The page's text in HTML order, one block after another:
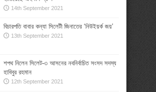
14th September 2021
বিচারপতি বাবার কন্যা সিলেটী জিনাতের ‘নিউইয়র্ক জয়’
13th September 2021
শপথ নিলেন সিলেট-৩ আসনের নবনির্বাচিত সংসদ সদস্য
হাবিবুর রহমান
12th September 2021